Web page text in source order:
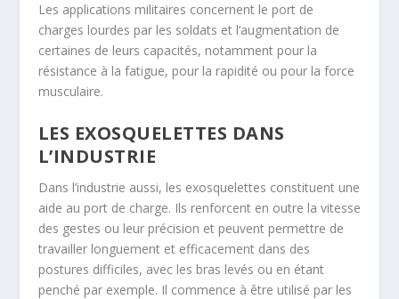
Les applications militaires concernent le port de
charges lourdes par les soldats et l’augmentation de
certaines de leurs capacités, notamment pour la
résistance à la fatigue, pour la rapidité ou pour la force
musculaire.
LES EXOSQUELETTES DANS
L’INDUSTRIE
Dans l’industrie aussi, les exosquelettes constituent une
aide au port de charge. Ils renforcent en outre la vitesse
des gestes ou leur précision et peuvent permettre de
travailler longuement et efficacement dans des
postures difficiles, avec les bras levés ou en étant
penché par exemple. Il commence à être utilisé par les